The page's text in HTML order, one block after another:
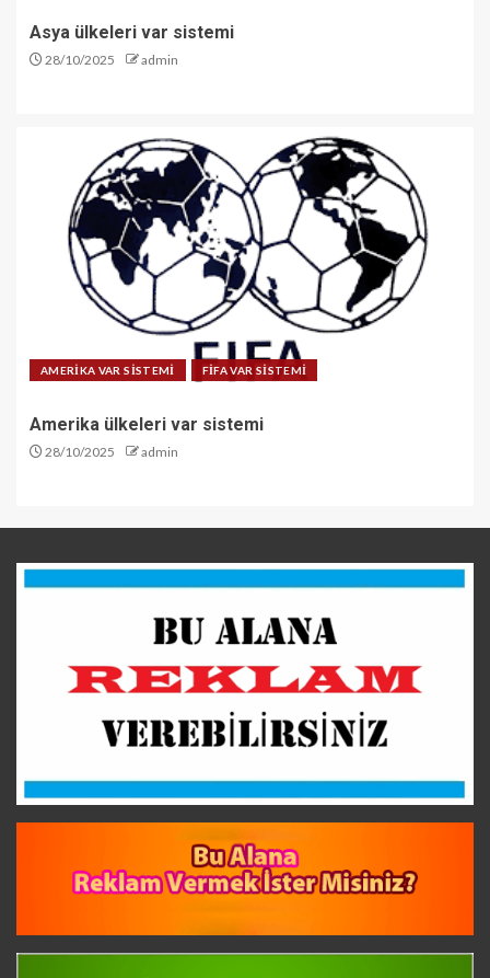
Asya ülkeleri var sistemi
28/10/2025 admin
AMERİKA VAR SİSTEMİ FİFA VAR SİSTEMİ
Amerika ülkeleri var sistemi
28/10/2025 admin